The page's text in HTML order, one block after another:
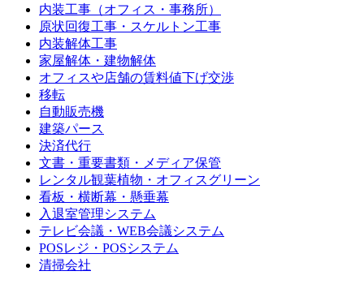
内装工事（オフィス・事務所）
原状回復工事・スケルトン工事
内装解体工事
家屋解体・建物解体
オフィスや店舗の賃料値下げ交渉
移転
自動販売機
建築パース
決済代行
文書・重要書類・メディア保管
レンタル観葉植物・オフィスグリーン
看板・横断幕・懸垂幕
入退室管理システム
テレビ会議・WEB会議システム
POSレジ・POSシステム
清掃会社